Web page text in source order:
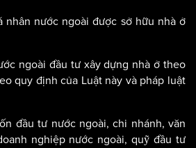
nước ngoài được sở hữu nhà ở
ngoài đầu tư xây dựng nhà ở theo
quy định của Luật này và pháp luật
đầu tư nước ngoài, chi nhánh, văn
nghiệp nước ngoài, quỹ đầu tư